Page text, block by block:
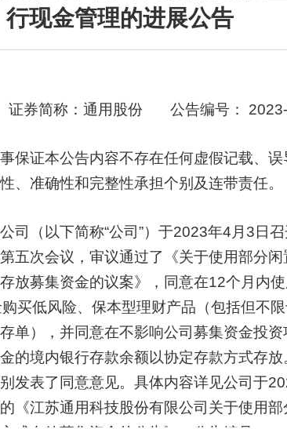
行现金管理的进展公告
简称：通用股份 公告编号： 2023-
证本公告内容不存在任何虚假记载、误
、准确性和完整性承担个别及连带责任。
（以下简称“公司”）于2023年4月3日召
五次会议，审议通过了《关于使用部分
放募集资金的议案》，同意在12个月内
买低风险、保本型理财产品（包括但不限
单），并同意在不影响公司募集资金投
的境内银行存款余额以协定存款方式存
发表了同意意见。具体内容详见公司于
《江苏通用科技股份有限公司关于使用